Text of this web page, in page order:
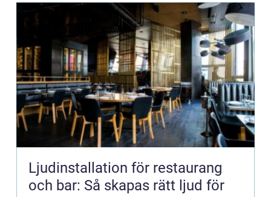
Ljudinstallation för restaurang
och bar: Så skapas rätt ljud för